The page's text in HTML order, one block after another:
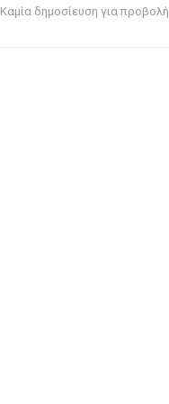
Καμία δημοσίευση για προβολή